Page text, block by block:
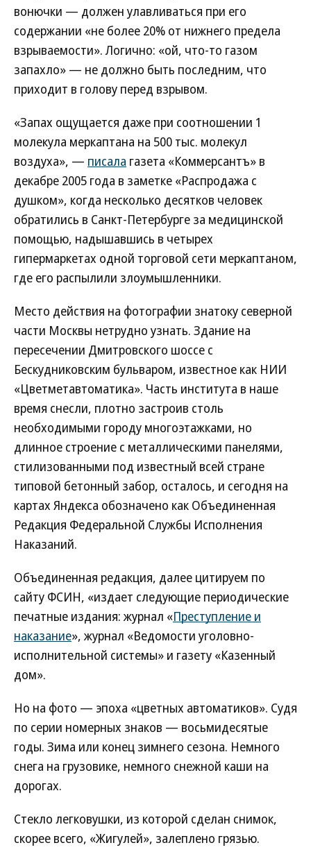
вонючки — должен улавливаться при его
содержании «не более 20% от нижнего предела
взрываемости». Логично: «ой, что-то газом
запахло» — не должно быть последним, что
приходит в голову перед взрывом.
«Запах ощущается даже при соотношении 1
молекула меркаптана на 500 тыс. молекул
воздуха», — писала газета «Коммерсантъ» в
декабре 2005 года в заметке «Распродажа с
душком», когда несколько десятков человек
обратились в Санкт-Петербурге за медицинской
помощью, надышавшись в четырех
гипермаркетах одной торговой сети меркаптаном,
где его распылили злоумышленники.
Место действия на фотографии знатоку северной
части Москвы нетрудно узнать. Здание на
пересечении Дмитровского шоссе с
Бескудниковским бульваром, известное как НИИ
«Цветметавтоматика». Часть института в наше
время снесли, плотно застроив столь
необходимыми городу многоэтажками, но
длинное строение с металлическими панелями,
стилизованными под известный всей стране
типовой бетонный забор, осталось, и сегодня на
картах Яндекса обозначено как Объединенная
Редакция Федеральной Службы Исполнения
Наказаний.
Объединенная редакция, далее цитируем по
сайту ФСИН, «издает следующие периодические
печатные издания: журнал «Преступление и
наказание», журнал «Ведомости уголовно-
исполнительной системы» и газету «Казенный
дом».
Но на фото — эпоха «цветных автоматиков». Судя
по серии номерных знаков — восьмидесятые
годы. Зима или конец зимнего сезона. Немного
снега на грузовике, немного снежной каши на
дорогах.
Стекло легковушки, из которой сделан снимок,
скорее всего, «Жигулей», залеплено грязью.